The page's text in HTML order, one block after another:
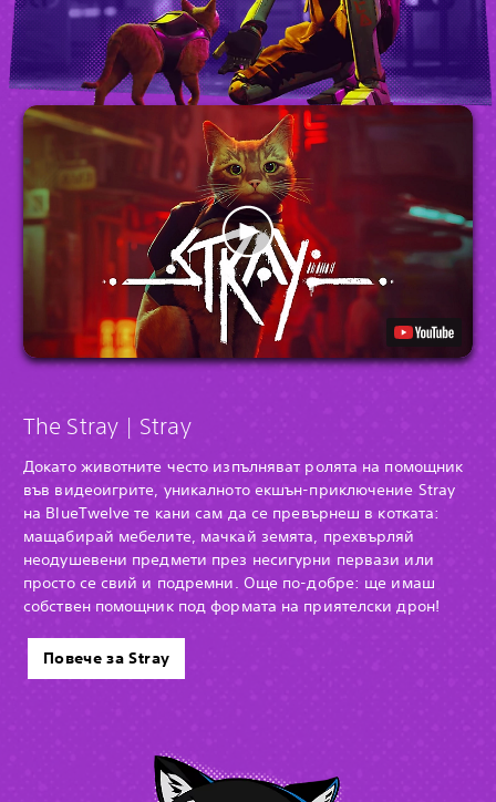
The Stray | Stray
Докато животните често изпълняват ролята на помощник
във видеоигрите, уникалното екшън-приключение Stray
на BlueTwelve те кани сам да се превърнеш в котката:
мащабирай мебелите, мачкай земята, прехвърляй
неодушевени предмети през несигурни первази или
просто се свий и подремни. Още по-добре: ще имаш
собствен помощник под формата на приятелски дрон!
Повече за Stray